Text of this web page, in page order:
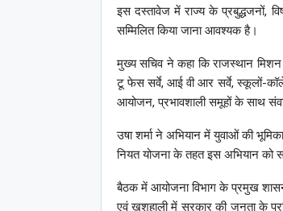
इस दस्तावेज में राज्य के प्रबुद्धजनों,
सम्मिलित किया जाना आवश्यक है।
मुख्य सचिव ने कहा कि राजस्थान
टू फेस सर्वे, आई वी आर सर्वे, स्कूलों-
आयोजन, प्रभावशाली समूहों के साथ
उषा शर्मा ने अभियान में युवाओं की
नियत योजना के तहत इस अभियान को
बैठक में आयोजना विभाग के प्रमुख
एवं खुशहाली में सरकार की जनता के